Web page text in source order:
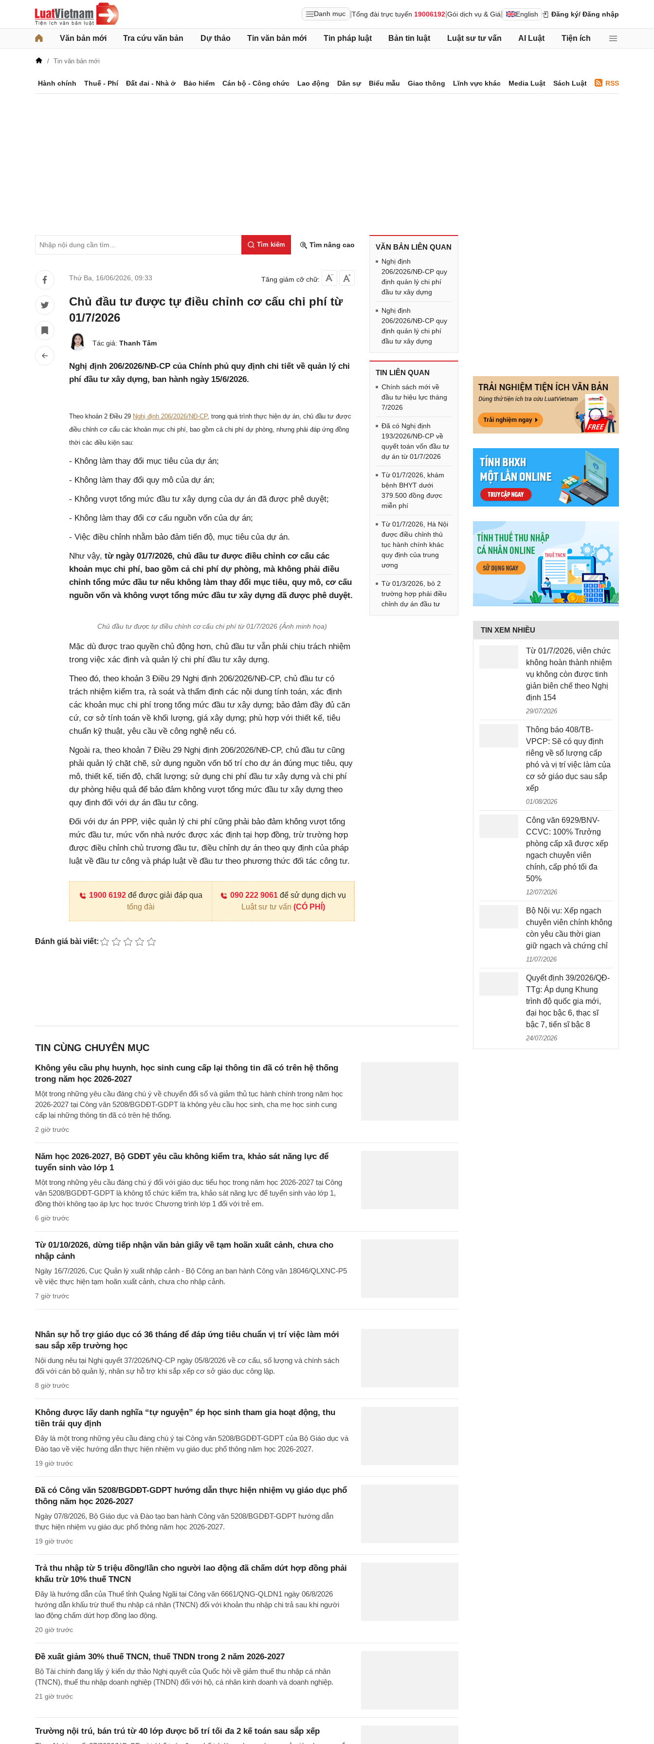
Danh mục Tổng đài trực tuyến 19006192 Gói dịch vụ & Giá English Đăng ký/ Đăng nhập
Văn bản mới Tra cứu văn bản Dự thảo Tin văn bản mới Tin pháp luật Bản tin luật Luật sư tư vấn AI Luật Tiện ích
Tin văn bản mới
Hành chính Thuế - Phí Đất đai - Nhà ở Bảo hiểm Cán bộ - Công chức Lao động Dân sự Biểu mẫu Giao thông Lĩnh vực khác Media Luật Sách Luật RSS
Tìm kiếm Tìm nâng cao
Thứ Ba, 16/06/2026 09:33 Tăng giảm cỡ chữ:
Chủ đầu tư được tự điều chỉnh cơ cấu chi phí từ
01/7/2026
Tác giả: Thanh Tâm
Nghị định 206/2026/NĐ-CP của Chính phủ quy định chi tiết về quản lý chi
phí đầu tư xây dựng, ban hành ngày 15/6/2026.
Theo khoản 2 Điều 29 Nghị định 206/2026/NĐ-CP, trong quá trình thực hiện dự án, chủ đầu tư được
điều chỉnh cơ cấu các khoản mục chi phí, bao gồm cả chi phí dự phòng, nhưng phải đáp ứng đồng
thời các điều kiện sau:
- Không làm thay đổi mục tiêu của dự án;
- Không làm thay đổi quy mô của dự án;
- Không vượt tổng mức đầu tư xây dựng của dự án đã được phê duyệt;
- Không làm thay đổi cơ cấu nguồn vốn của dự án;
- Việc điều chỉnh nhằm bảo đảm tiến độ, mục tiêu của dự án.
Như vậy, từ ngày 01/7/2026, chủ đầu tư được điều chỉnh cơ cấu các
khoản mục chi phí, bao gồm cả chi phí dự phòng, mà không phải điều
chỉnh tổng mức đầu tư nếu không làm thay đổi mục tiêu, quy mô, cơ cấu
nguồn vốn và không vượt tổng mức đầu tư xây dựng đã được phê duyệt.
Chủ đầu tư được tự điều chỉnh cơ cấu chi phí từ 01/7/2026 (Ảnh minh họa)
Mặc dù được trao quyền chủ động hơn, chủ đầu tư vẫn phải chịu trách nhiệm
trong việc xác định và quản lý chi phí đầu tư xây dựng.
Theo đó, theo khoản 3 Điều 29 Nghị định 206/2026/NĐ-CP, chủ đầu tư có
trách nhiệm kiểm tra, rà soát và thẩm định các nội dung tính toán, xác định
các khoản mục chi phí trong tổng mức đầu tư xây dựng; bảo đảm đầy đủ căn
cứ, cơ sở tính toán về khối lượng, giá xây dựng; phù hợp với thiết kế, tiêu
chuẩn kỹ thuật, yêu cầu về công nghệ nếu có.
Ngoài ra, theo khoản 7 Điều 29 Nghị định 206/2026/NĐ-CP, chủ đầu tư cũng
phải quản lý chặt chẽ, sử dụng nguồn vốn bố trí cho dự án đúng mục tiêu, quy
mô, thiết kế, tiến độ, chất lượng; sử dụng chi phí đầu tư xây dựng và chi phí
dự phòng hiệu quả để bảo đảm không vượt tổng mức đầu tư xây dựng theo
quy định đối với dự án đầu tư công.
Đối với dự án PPP, việc quản lý chi phí cũng phải bảo đảm không vượt tổng
mức đầu tư, mức vốn nhà nước được xác định tại hợp đồng, trừ trường hợp
được điều chỉnh chủ trương đầu tư, điều chỉnh dự án theo quy định của pháp
luật về đầu tư công và pháp luật về đầu tư theo phương thức đối tác công tư.
1900 6192 để được giải đáp qua
tổng đài
090 222 9061 để sử dụng dịch vụ
Luật sư tư vấn (CÓ PHÍ)
Đánh giá bài viết:
VĂN BẢN LIÊN QUAN
Nghị định
206/2026/NĐ-CP quy
định quản lý chi phí
đầu tư xây dựng
Nghị định
206/2026/NĐ-CP quy
định quản lý chi phí
đầu tư xây dựng
TIN LIÊN QUAN
Chính sách mới về
đầu tư hiệu lực tháng
7/2026
Đã có Nghị định
193/2026/NĐ-CP về
quyết toán vốn đầu tư
dự án từ 01/7/2026
Từ 01/7/2026, khám
bệnh BHYT dưới
379.500 đồng được
miễn phí
Từ 01/7/2026, Hà Nội
được điều chỉnh thủ
tục hành chính khác
quy định của trung
ương
Từ 01/3/2026, bỏ 2
trường hợp phải điều
chỉnh dự án đầu tư
TIN CÙNG CHUYÊN MỤC
Không yêu cầu phụ huynh, học sinh cung cấp lại thông tin đã có trên hệ thống
trong năm học 2026-2027
Một trong những yêu cầu đáng chú ý về chuyển đổi số và giảm thủ tục hành chính trong năm học
2026-2027 tại Công văn 5208/BGDĐT-GDPT là không yêu cầu học sinh, cha mẹ học sinh cung
cấp lại những thông tin đã có trên hệ thống.
2 giờ trước
Năm học 2026-2027, Bộ GDĐT yêu cầu không kiểm tra, khảo sát năng lực để
tuyển sinh vào lớp 1
Một trong những yêu cầu đáng chú ý đối với giáo dục tiểu học trong năm học 2026-2027 tại Công
văn 5208/BGDĐT-GDPT là không tổ chức kiểm tra, khảo sát năng lực để tuyển sinh vào lớp 1,
đồng thời không tạo áp lực học trước Chương trình lớp 1 đối với trẻ em.
6 giờ trước
Từ 01/10/2026, dừng tiếp nhận văn bản giấy về tạm hoãn xuất cảnh, chưa cho
nhập cảnh
Ngày 16/7/2026, Cục Quản lý xuất nhập cảnh - Bộ Công an ban hành Công văn 18046/QLXNC-P5
về việc thực hiện tạm hoãn xuất cảnh, chưa cho nhập cảnh.
7 giờ trước
Nhân sự hỗ trợ giáo dục có 36 tháng để đáp ứng tiêu chuẩn vị trí việc làm mới
sau sắp xếp trường học
Nội dung nêu tại Nghị quyết 37/2026/NQ-CP ngày 05/8/2026 về cơ cấu, số lượng và chính sách
đối với cán bộ quản lý, nhân sự hỗ trợ khi sắp xếp cơ sở giáo dục công lập.
8 giờ trước
Không được lấy danh nghĩa “tự nguyện” ép học sinh tham gia hoạt động, thu
tiền trái quy định
Đây là một trong những yêu cầu đáng chú ý tại Công văn 5208/BGDĐT-GDPT của Bộ Giáo dục và
Đào tạo về việc hướng dẫn thực hiện nhiệm vụ giáo dục phổ thông năm học 2026-2027.
19 giờ trước
Đã có Công văn 5208/BGDĐT-GDPT hướng dẫn thực hiện nhiệm vụ giáo dục phổ
thông năm học 2026-2027
Ngày 07/8/2026, Bộ Giáo dục và Đào tạo ban hành Công văn 5208/BGDĐT-GDPT hướng dẫn
thực hiện nhiệm vụ giáo dục phổ thông năm học 2026-2027.
19 giờ trước
Trả thu nhập từ 5 triệu đồng/lần cho người lao động đã chấm dứt hợp đồng phải
khấu trừ 10% thuế TNCN
Đây là hướng dẫn của Thuế tỉnh Quảng Ngãi tại Công văn 6661/QNG-QLDN1 ngày 06/8/2026
hướng dẫn khấu trừ thuế thu nhập cá nhân (TNCN) đối với khoản thu nhập chi trả sau khi người
lao động chấm dứt hợp đồng lao động.
20 giờ trước
Đề xuất giảm 30% thuế TNCN, thuế TNDN trong 2 năm 2026-2027
Bộ Tài chính đang lấy ý kiến dự thảo Nghị quyết của Quốc hội về giảm thuế thu nhập cá nhân
(TNCN), thuế thu nhập doanh nghiệp (TNDN) đối với hộ, cá nhân kinh doanh và doanh nghiệp.
21 giờ trước
Trường nội trú, bán trú từ 40 lớp được bố trí tối đa 2 kế toán sau sắp xếp
TIN XEM NHIỀU
Từ 01/7/2026, viên chức
không hoàn thành nhiệm
vụ không còn được tinh
giản biên chế theo Nghị
định 154
29/07/2026
Thông báo 408/TB-
VPCP: Sẽ có quy định
riêng về số lượng cấp
phó và vị trí việc làm của
cơ sở giáo dục sau sắp
xếp
01/08/2026
Công văn 6929/BNV-
CCVC: 100% Trưởng
phòng cấp xã được xếp
ngạch chuyên viên
chính, cấp phó tối đa
50%
12/07/2026
Bộ Nội vụ: Xếp ngạch
chuyên viên chính không
còn yêu cầu thời gian
giữ ngạch và chứng chỉ
11/07/2026
Quyết định 39/2026/QĐ-
TTg: Áp dụng Khung
trình độ quốc gia mới,
đại học bậc 6, thạc sĩ
bậc 7, tiến sĩ bậc 8
24/07/2026